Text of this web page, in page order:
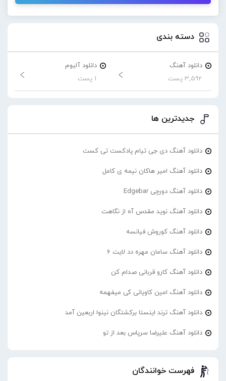
دسته بندی
دانلود آهنگ
3,592 پست
دانلود آلبوم
1 پست
جدیدترین ها
دانلود آهنگ دی جی تیام پادکست تی کست
دانلود آهنگ امیر هاکان نیمه ی کامل
دانلود آهنگ دورچی Edgebar
دانلود آهنگ نوید مقدس آه از نگاهت
دانلود آهنگ کوروش فیانسه
دانلود آهنگ سامان مهره دد لایت 6
دانلود آهنگ کارو قربانی صدام کن
دانلود آهنگ امین کاویانی کی میفهمه
دانلود آهنگ ترند اینستا برکشتگان نینوا اربعین آمد
دانلود آهنگ علیرضا سرپاس بعد از تو
فهرست خوانندگان